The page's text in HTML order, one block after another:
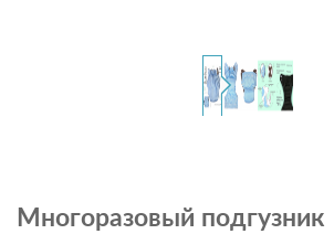
Многоразовый подгузник